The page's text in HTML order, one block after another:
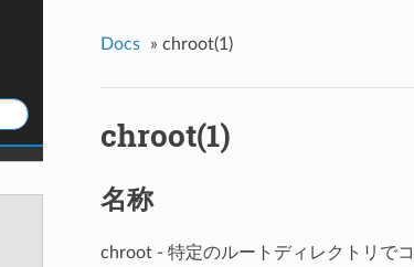
Docs » chroot(1)
chroot(1)
名称
chroot - 特定のルートディレクトリで